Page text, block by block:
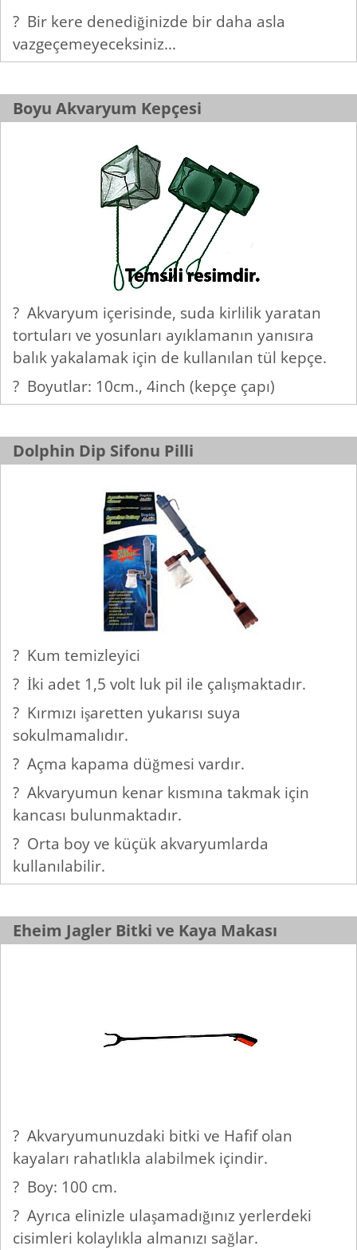
? Bir kere denediğinizde bir daha asla
vazgeçemeyeceksiniz...
Boyu Akvaryum Kepçesi
? Akvaryum içerisinde, suda kirlilik yaratan
tortuları ve yosunları ayıklamanın yanısıra
balık yakalamak için de kullanılan tül kepçe.
? Boyutlar: 10cm., 4inch (kepçe çapı)
Dolphin Dip Sifonu Pilli
? Kum temizleyici
? İki adet 1,5 volt luk pil ile çalışmaktadır.
? Kırmızı işaretten yukarısı suya
sokulmamalıdır.
? Açma kapama düğmesi vardır.
? Akvaryumun kenar kısmına takmak için
kancası bulunmaktadır.
? Orta boy ve küçük akvaryumlarda
kullanılabilir.
Eheim Jagler Bitki ve Kaya Makası
? Akvaryumunuzdaki bitki ve Hafif olan
kayaları rahatlıkla alabilmek içindir.
? Boy: 100 cm.
? Ayrıca elinizle ulaşamadığınız yerlerdeki
cisimleri kolaylıkla almanızı sağlar.